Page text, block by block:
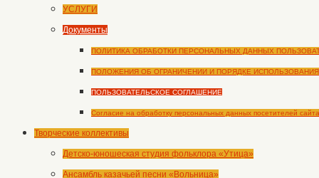
УСЛУГИ
Документы
ПОЛИТИКА ОБРАБОТКИ ПЕРСОНАЛЬНЫХ ДАННЫХ
ПОЛОЖЕНИЯ ОБ ОГРАНИЧЕНИИ И ПОРЯДКЕ
ПОЛЬЗОВАТЕЛЬСКОЕ СОГЛАШЕНИЕ
Согласие на обработку персональных данных посетителей сайта
Творческие коллективы
Детско-юношеская студия фольклора «Утица»
Ансамбль казачьей песни «Вольница»